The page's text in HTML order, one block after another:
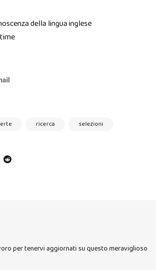
della lingua inglese
ricerca selezioni
per tenervi aggiornati su questo meraviglioso